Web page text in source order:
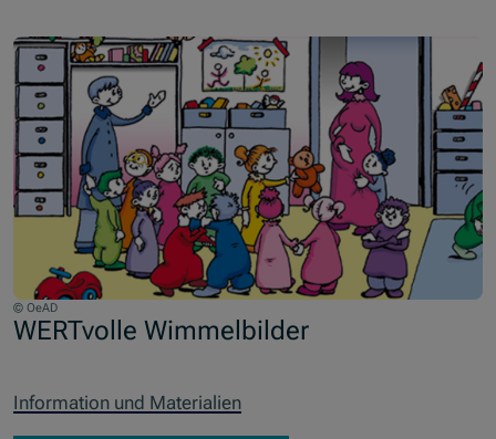
© OeAD
WERTvolle Wimmelbilder
Information und Materialien